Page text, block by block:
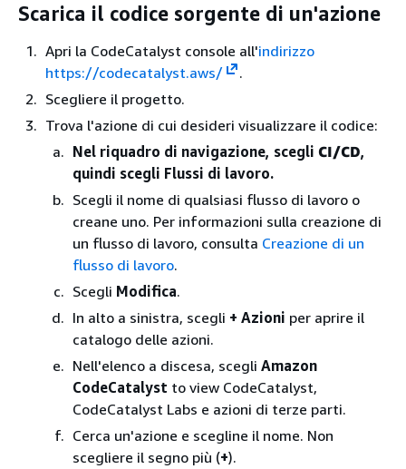
Scarica il codice sorgente di un'azione
Apri la CodeCatalyst console all'indirizzo
https://codecatalyst.aws/
.
Scegliere il progetto.
Trova l'azione di cui desideri visualizzare il codice:
Nel riquadro di navigazione, scegli CI/CD,
quindi scegli Flussi di lavoro.
Scegli il nome di qualsiasi flusso di lavoro o
creane uno. Per informazioni sulla creazione di
un flusso di lavoro, consulta Creazione di un
flusso di lavoro.
Scegli Modifica.
In alto a sinistra, scegli + Azioni per aprire il
catalogo delle azioni.
Nell'elenco a discesa, scegli Amazon
CodeCatalyst to view CodeCatalyst,
CodeCatalyst Labs e azioni di terze parti.
Cerca un'azione e scegline il nome. Non
scegliere il segno più (+).